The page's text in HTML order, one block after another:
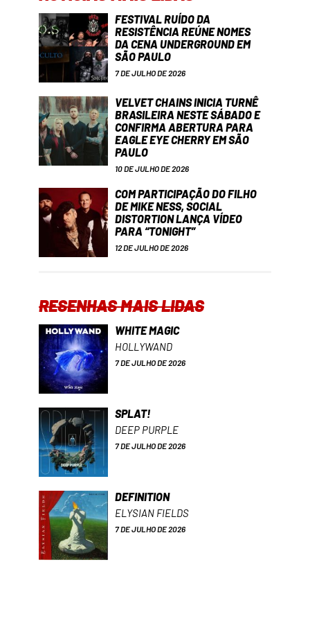
FESTIVAL RUÍDO DA
RESISTÊNCIA REÚNE NOMES
DA CENA UNDERGROUND EM
SÃO PAULO
7 DE JULHO DE 2026
VELVET CHAINS INICIA TURNÊ
BRASILEIRA NESTE SÁBADO E
CONFIRMA ABERTURA PARA
EAGLE EYE CHERRY EM SÃO
PAULO
10 DE JULHO DE 2026
COM PARTICIPAÇÃO DO FILHO
DE MIKE NESS, SOCIAL
DISTORTION LANÇA VÍDEO
PARA “TONIGHT”
12 DE JULHO DE 2026
RESENHAS MAIS LIDAS
WHITE MAGIC
HOLLYWAND
7 DE JULHO DE 2026
SPLAT!
DEEP PURPLE
7 DE JULHO DE 2026
DEFINITION
ELYSIAN FIELDS
7 DE JULHO DE 2026